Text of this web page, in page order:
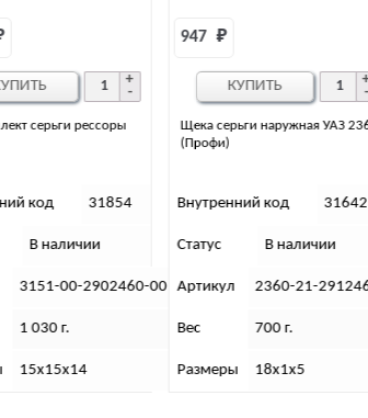
наружная УАЗ 2360
код 31642
В наличии
2360-21-2912466-00
700 г.
18х1х5
Серьга рессоры УАЗ ПАТРИОТ,
ХАНТЕР “RedBTR” (2 ШТ.;
Внутренний код 59895
Статус Нет в наличии
Артикул 631060
Вес 3 596 г.